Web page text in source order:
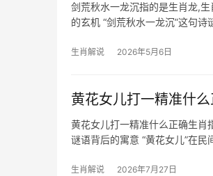
剑荒秋水一龙沉指的是生肖龙,
的玄机 “剑荒秋水一龙沉”这句
生肖解说 2026年5月6日
黄花女儿打一精准什
黄花女儿打一精准什么正确生肖
谜语背后的寓意 “黄花女儿”在
生肖解说 2026年7月27日